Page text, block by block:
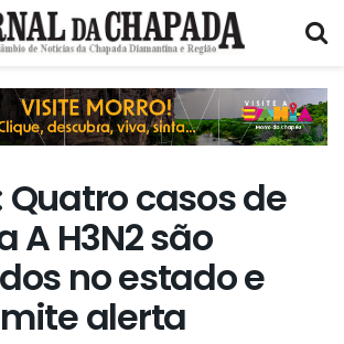
casos de
A H3N2 são
no estado e
alerta